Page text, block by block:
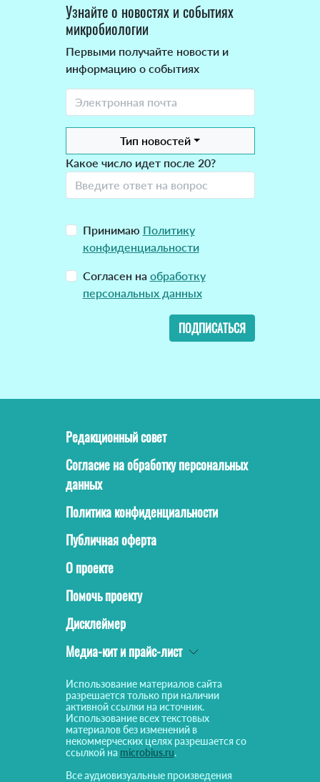
Узнайте о новостях и событиях
микробиологии
Первыми получайте новости и
информацию о событиях
Тип новостей
Какое число идет после 20?
Принимаю Политику
конфиденциальности
Согласен на обработку
персональных данных
ПОДПИСАТЬСЯ
Редакционный совет
Согласие на обработку персональных
данных
Политика конфиденциальности
Публичная оферта
О проекте
Помочь проекту
Дисклеймер
Медиа-кит и прайс-лист
Использование материалов сайта
разрешается только при наличии
активной ссылки на источник.
Использование всех текстовых
материалов без изменений в
некоммерческих целях разрешается со
ссылкой на microbius.ru.
Все аудиовизуальные произведения